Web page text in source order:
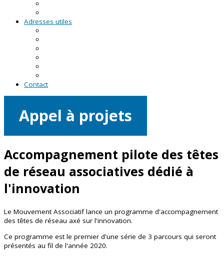
Adresses utiles
Contact
Appel à projets
Accompagnement pilote des têtes
de réseau associatives dédié à
l'innovation
Le Mouvement Associatif lance un programme d'accompagnement
des têtes de réseau axé sur l'innovation.
Ce programme est le premier d'une série de 3 parcours qui seront
présentés au fil de l'année 2020.